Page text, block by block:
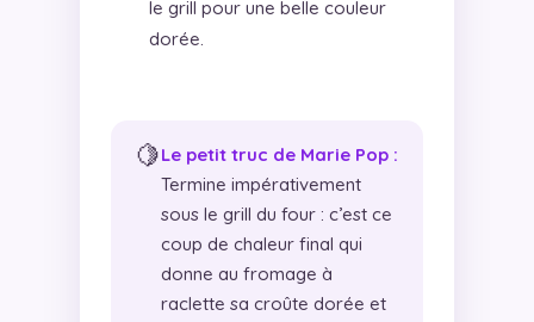
le grill pour une belle couleur
dorée.
🍋Le petit truc de Marie Pop :
Termine impérativement
sous le grill du four : c’est ce
coup de chaleur final qui
donne au fromage à
raclette sa croûte dorée et